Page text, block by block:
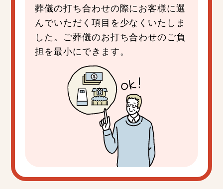
葬儀の打ち合わせの際にお客様に選
んでいただく項目を少なくいたしま
した。ご葬儀のお打ち合わせのご負
担を最小にできます。